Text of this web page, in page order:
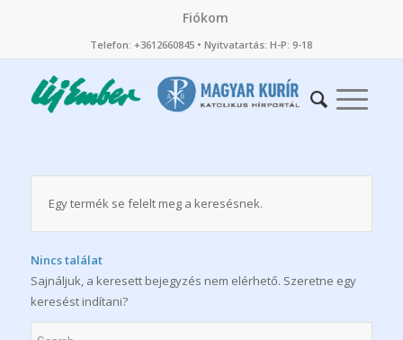
Fiókom
Telefon: +3612660845 • Nyitvatartás: H-P: 9-18
Egy termék se felelt meg a keresésnek.
Nincs találat
Sajnáljuk, a keresett bejegyzés nem elérhető. Szeretne egy
keresést indítani?